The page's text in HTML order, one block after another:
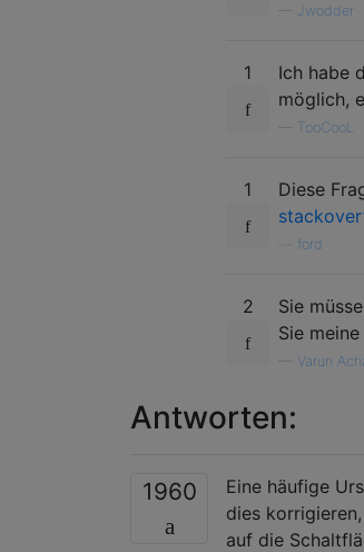
Jwodder
1
Ich habe
möglich,
TooCooL
1
Diese
ford
2
Sie
Sie
Varun
Antworten:
1960
Eine häufige
dies
auf die